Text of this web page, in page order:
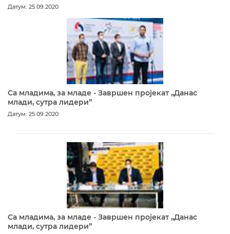
Датум: 25.09.2020
Са младима, за младе - Завршен пројекат „Данас
млади, сутра лидери”
Датум: 25.09.2020
Са младима, за младе - Завршен пројекат „Данас
млади, сутра лидери”